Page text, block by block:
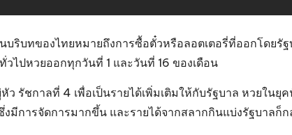
บริบทของไทยหมายถึงการซื้อตั๋วหรือลอตเตอรี่ที่ออกโดย
ไปหวยออกทุกวันที่ 1 และวันที่ 16 ของเดือน
รัชกาลที่ 4 เพื่อเป็นรายได้เพิ่มเติมให้กับรัฐบาล หวยใน
งมีการจัดการมากขึ้น และรายได้จากสลากกินแบ่งรัฐบาลก็